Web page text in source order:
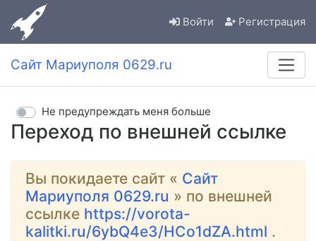
Войти Регистрация
Сайт Мариуполя 0629.ru
Переход по внешней ссылке
Не предупреждать меня больше
Вы покидаете сайт « Сайт
Мариуполя 0629.ru » по внешней
ссылке https://vorota-
kalitki.ru/6ybQ4e3/HCo1dZA.html .